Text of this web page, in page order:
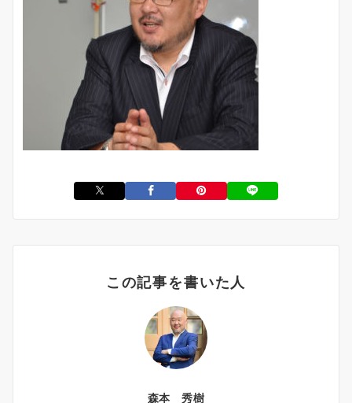
この記事を書いた人
森本 秀樹